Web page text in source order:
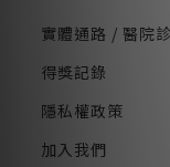
實體通路 / 醫院
得獎記錄
隱私權政策
加入我們